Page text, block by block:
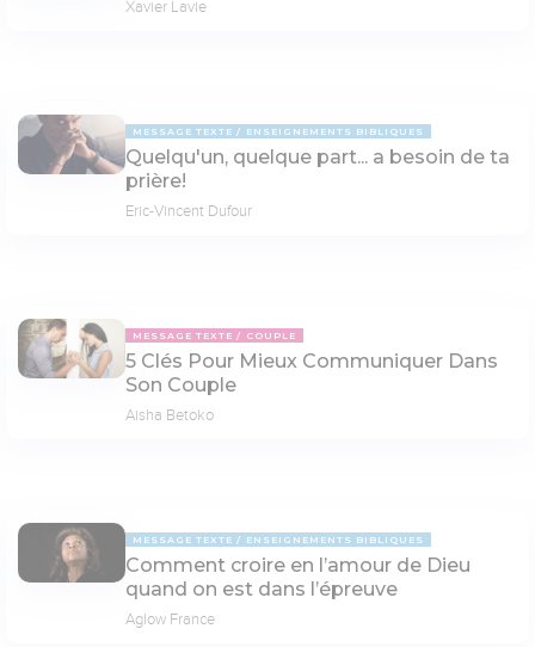
Xavier Lavie
MESSAGE TEXTE ENSEIGNEMENTS BIBLIQUES
Quelqu'un, quelque part... a besoin de ta
prière!
Eric-Vincent Dufour
MESSAGE TEXTE COUPLE
5 Clés Pour Mieux Communiquer Dans
Son Couple
Aisha Betoko
MESSAGE TEXTE ENSEIGNEMENTS BIBLIQUES
Comment croire en l’amour de Dieu
quand on est dans l’épreuve
Aglow France